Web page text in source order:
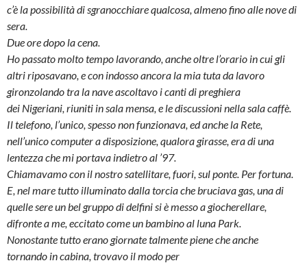
c’è la possibilità di sgranocchiare qualcosa, almeno fino alle nove di
sera.
Due ore dopo la cena.
Ho passato molto tempo lavorando, anche oltre l’orario in cui gli
altri riposavano, e con indossoancora la mia tuta da lavoro
gironzolando tra la nave ascoltavo i canti di preghiera
dei Nigeriani, riuniti in sala mensa, e le discussioni nella sala caffè.
Il telefono, l’unico, spesso non funzionava, ed anche la Rete,
nell’unico computer a disposizione, qualora girasse, era di una
lentezza chemi portava indietro al ’97.
Chiamavamo con il nostro satellitare, fuori, sul ponte. Per fortuna.
E, nel mare tutto illuminato dalla torcia che bruciava gas, una di
quelle sere un bel gruppo di delfini si è messo a giocherellare,
difronte a me, eccitato come un bambino al luna Park.
Nonostante tutto erano giornate talmente piene che anche
tornando in cabina, trovavo il modo per